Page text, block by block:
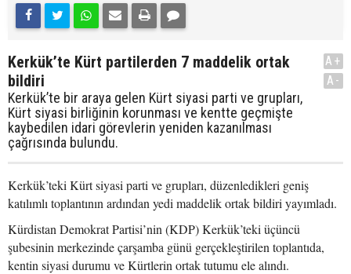
Kerkük’te Kürt partilerden 7 maddelik ortak
bildiri
Kerkük’te bir araya gelen Kürt siyasi parti ve grupları,
Kürt siyasi birliğinin korunması ve kentte geçmişte
kaybedilen idari görevlerin yeniden kazanılması
çağrısında bulundu.
A+
A-
Kerkük’teki Kürt siyasi parti ve grupları, düzenledikleri geniş
katılımlı toplantının ardından yedi maddelik ortak bildiri yayımladı.
Kürdistan Demokrat Partisi’nin (KDP) Kerkük’teki üçüncü
şubesinin merkezinde çarşamba günü gerçekleştirilen toplantıda,
kentin siyasi durumu ve Kürtlerin ortak tutumu ele alındı.